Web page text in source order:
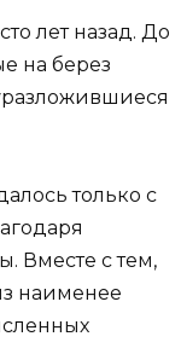
лет назад. До
на берез
только с
Вместе с тем,
наименее